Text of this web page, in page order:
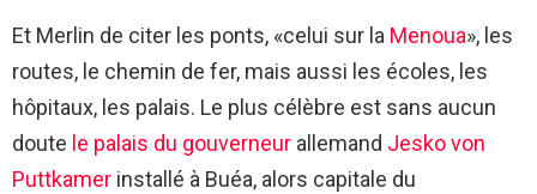
Et Merlin de citer les ponts, «celui sur la Menoua», les
routes, le chemin de fer, mais aussi les écoles, les
hôpitaux, les palais. Le plus célèbre est sans aucun
doute le palais du gouverneur allemand Jesko von
Puttkamer installé à Buéa, alors capitale du